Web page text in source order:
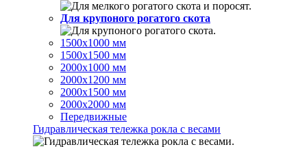
Для крупоного рогатого скота
1500х1000 мм
1500х1500 мм
2000х1000 мм
2000х1200 мм
2000х1500 мм
2000х2000 мм
Передвижные
Гидравлическая тележка рокла с весами